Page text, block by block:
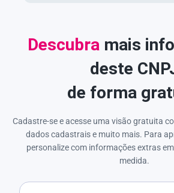
Descubramais
deste
de forma
Cadastre-se e acesse uma visão gratuita
dados cadastrais e muito mais. Para
personalize com informações extras
medida.